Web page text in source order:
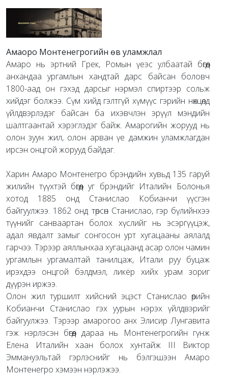
Амаоро Монтенегрогийн өв уламжлал
Амаро нь эртний Грек, Ромын үеэс улбаатай бөгөөд
анхандаа ургамлын хандтай дарс байсан боловч
1800-аад он гэхэд дарсыг нэрмэл спиртээр сольж
хийдэг болжээ. Сүм хийд гэлтгүй хүмүүс гэрийн нөхцөлд
үйлдвэрлэдэг байсан ба ихэвчлэн эрүүл мэндийн
шалтгаантай хэрэглэдэг байж. Амарогийн жорууд нь
олон зуун жил, олон арван үе дамжин уламжлагдан
ирсэн онцгой жорууд байдаг.
Харин Амаро Монтенегро брэндийн хувьд 135 гаруй
жилийн түүхтэй бөгөөд уг брэндийг Италийн Болонья
хотод 1885 онд Станислао Кобианчи үүсгэн
байгуулжээ. 1862 онд төрсөн Станислао, гэр бүлийнхээ
түүнийг санваартан болох хүслийг нь эсэргүүцэж,
адал явдалт замыг сонгосон урт хугацааны аялалд
гарчээ. Тэрээр аяллынхаа хугацаанд асар олон чамин
ургамлын ургамалтай танилцаж, Итали руу буцаж
ирэхдээ онцгой бэлдмэл, ликёр хийх урам зориг
дүүрэн иржээ.
Олон жил туршилт хийсний эцэст Станислао өөрийн
Кобианчи Станислао гэх уурын нэрэх үйлдвэрийг
байгуулжээ. Тэрээр амарогоо анх Элисир Лунгавита
гэж нэрлэсэн бөгөөд дараа нь Монтенегрогийн гүнж
Елена Италийн хаан болох хунтайж III Виктор
Эммануэльтай гэрлэснийг нь бэлгэшээн Амаро
Монтенегро хэмээн нэрлэжээ.